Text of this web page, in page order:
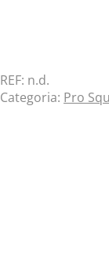
REF: n.d.
Categoria: Pro